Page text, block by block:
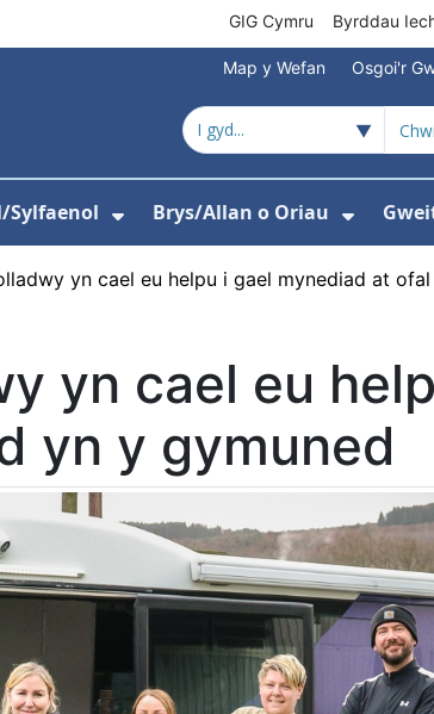
GIG Cymru Byrddau
Map y Wefan Osgoi'r
Sylfaenol
Dangos isddewislen ar
Brys/Allan o Oriau
yn cael eu helpu i gael mynediad at
yn cael eu
yn y gymuned